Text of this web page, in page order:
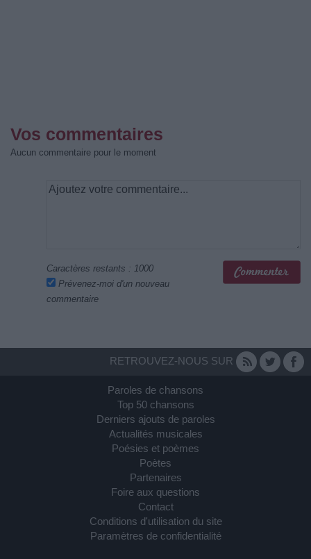
Vos commentaires
Aucun commentaire pour le moment
Caractères restants : 1000
Prévenez-moi d'un nouveau
commentaire
RETROUVEZ-NOUS SUR
Paroles de chansons
Top 50 chansons
Derniers ajouts de paroles
Actualités musicales
Poésies et poèmes
Poètes
Partenaires
Foire aux questions
Contact
Conditions d'utilisation du site
Paramètres de confidentialité